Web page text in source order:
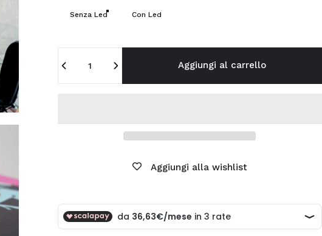
Senza Led Con Led
Aggiungi al carrello
Aggiungi alla wishlist